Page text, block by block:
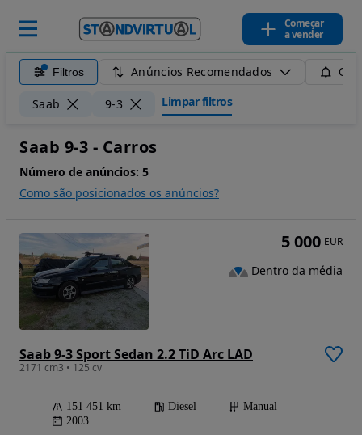
Começar
a vender
Filtros Anúncios Recomendados
Saab 9-3 Limpar filtros
Saab 9-3 - Carros
Número de anúncios: 5
Como são posicionados os anúncios?
Saab 9-3 Sport Sedan 2.2 TiD Arc LAD
2171 cm3 • 125 cv
151 451 km Diesel
Manual
2003
5 000 EUR
Dentro da média